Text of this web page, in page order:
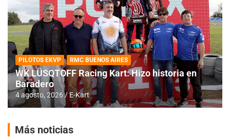
PILOTOS EKVP RMC BUENOS AIRES
WK LÜSQTOFF Racing Kart: Hizo historia en
Baradero
4 agosto, 2026 E-Kart
Más noticias